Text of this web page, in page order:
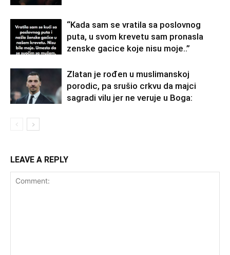
“Kada sam se vratila sa poslovnog
puta, u svom krevetu sam pronasla
zenske gacice koje nisu moje..”
Zlatan je rođen u muslimanskoj
porodic, pa srušio crkvu da majci
sagradi vilu jer ne veruje u Boga:
LEAVE A REPLY